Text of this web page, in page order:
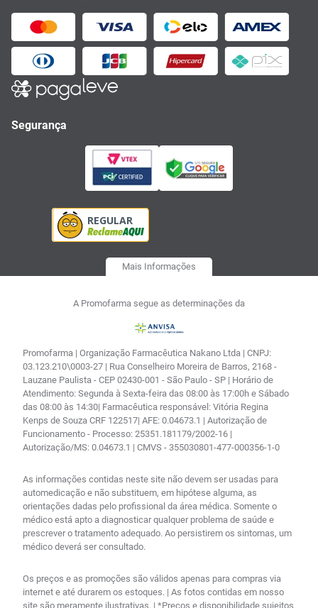
Segurança
Mais Informações
A Promofarma segue as determinações da
Promofarma | Organização Farmacêutica Nakano Ltda | CNPJ:
03.123.210\0003-27 | Rua Conselheiro Moreira de Barros, 2168 -
Lauzane Paulista - CEP 02430-001 - São Paulo - SP | Horário de
Atendimento: Segunda à Sexta-feira das 08:00 às 17:00h e Sábado
das 08:00 às 14:30| Farmacêutica responsável: Vitória Regina
Kenps de Souza CRF 122517| AFE: 0.04673.1 | Autorização de
Funcionamento - Processo: 25351.181179/2002-16 |
Autorização/MS: 0.04673.1 | CMVS - 355030801-477-000356-1-0
As informações contidas neste site não devem ser usadas para
automedicação e não substituem, em hipótese alguma, as
orientações dadas pelo profissional da área médica. Somente o
médico está apto a diagnosticar qualquer problema de saúde e
prescrever o tratamento adequado. Ao persistirem os sintomas, um
médico deverá ser consultado.
Os preços e as promoções são válidos apenas para compras via
internet e até durarem os estoques. | As fotos contidas em nosso
site são meramente ilustrativas. | *Preços e disponibilidade sujeitos